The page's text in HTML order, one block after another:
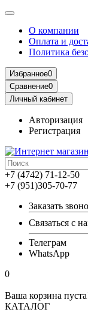
О компании
Оплата и
Политика
Избранное0
Сравнение0
Личный кабинет
Авторизация
Регистрация
+7 (4742) 71-12-50
+7 (951)305-70-77
Заказать
Связаться с
Телеграм
WhatsApp
0
Ваша корзина
КАТАЛОГ